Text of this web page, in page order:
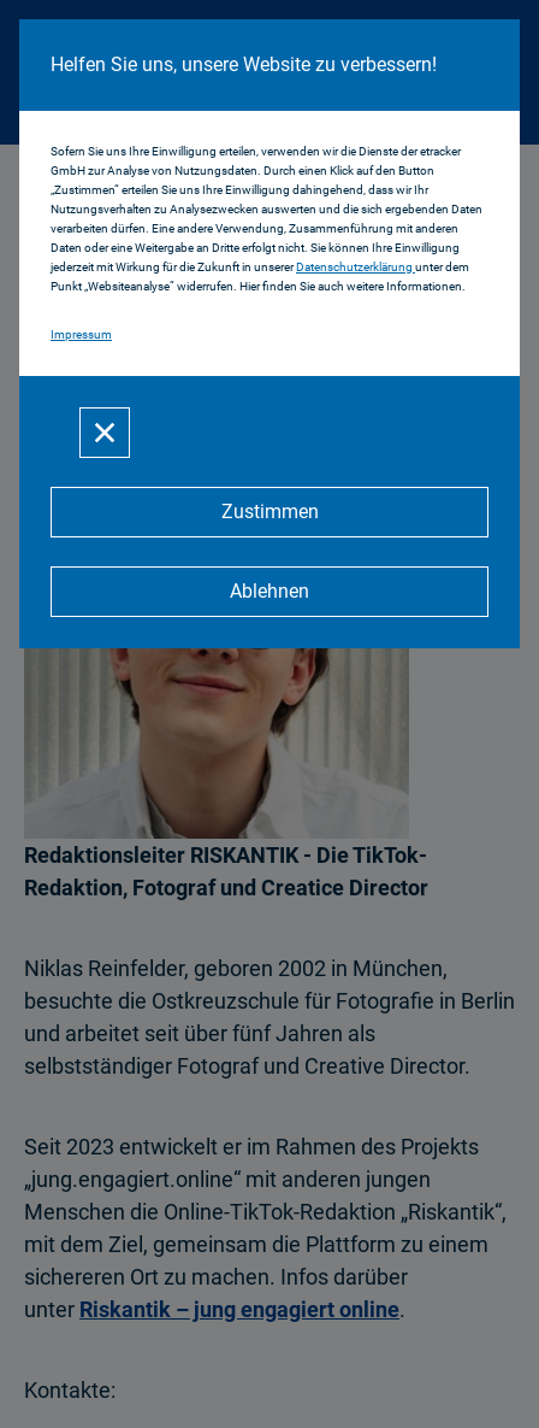
Cookie Hinweis
Helfen Sie uns, unsere Website zu verbessern!
Sofern Sie uns Ihre Einwilligung erteilen, verwenden wir die Dienste der etracker
GmbH zur Analyse von Nutzungsdaten. Durch einen Klick auf den Button
„Zustimmen“ erteilen Sie uns Ihre Einwilligung dahingehend, dass wir Ihr
Nutzungsverhalten zu Analysezwecken auswerten und die sich ergebenden Daten
verarbeiten dürfen. Eine andere Verwendung, Zusammenführung mit anderen
Daten oder eine Weitergabe an Dritte erfolgt nicht. Sie können Ihre Einwilligung
jederzeit mit Wirkung für die Zukunft in unsererDatenschutzerklärung unter dem
Punkt „Websiteanalyse“ widerrufen. Hier finden Sie auch weitere Informationen.
Impressum
Zustimmen
Ablehnen
Niklas Reinfelder
Niklas Reinfelder
Redaktionsleiter RISKANTIK - Die TikTok-
Redaktion, Fotograf und Creatice Director
Niklas Reinfelder, geboren 2002 in München,
besuchte die Ostkreuzschule für Fotografie in Berlin
und arbeitet seit über fünf Jahren als
selbstständiger Fotograf und Creative Director.
Seit 2023 entwickelt er im Rahmen des Projekts
„jung.engagiert.online“ mit anderen jungen
Menschen die Online-TikTok-Redaktion „Riskantik“,
mit dem Ziel, gemeinsam die Plattform zu einem
sichereren Ort zu machen. Infos darüber
unter Riskantik – jung engagiert online.
Kontakte: